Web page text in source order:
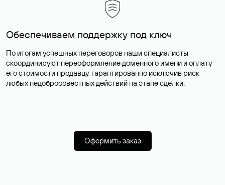
Обеспечиваем поддержку под ключ
По итогам успешных переговоров наши специалисты
скоординируют переоформление доменного имени и оплату
его стоимости продавцу, гарантированно исключив риск
любых недобросовестных действий на этапе сделки.
Оформить заказ